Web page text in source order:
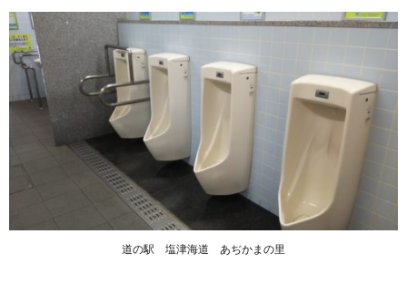
道の駅 塩津海道 あぢかまの里